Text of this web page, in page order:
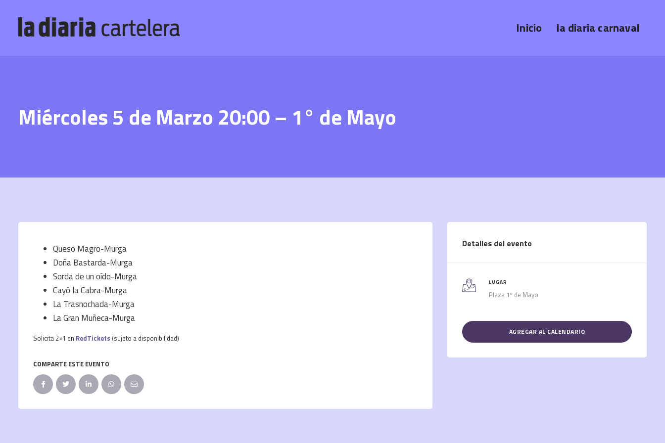
Inicio la diaria carnaval
Miércoles 5 de Marzo 20:00 – 1° de Mayo
Queso Magro-Murga
Doña Bastarda-Murga
Sorda de un oído-Murga
Cayó la Cabra-Murga
La Trasnochada-Murga
La Gran Muñeca-Murga
Solicita 2×1 en RedTickets (sujeto a disponibilidad)
COMPARTE ESTE EVENTO
Detalles del evento
LUGAR
Plaza 1º de Mayo
AGREGAR AL CALENDARIO